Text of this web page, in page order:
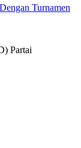
Turnamen
Partai